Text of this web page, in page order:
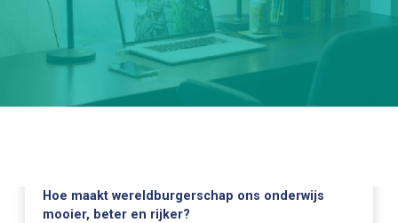
Hoe maakt wereldburgerschap ons onderwijs
mooier, beter en rijker?